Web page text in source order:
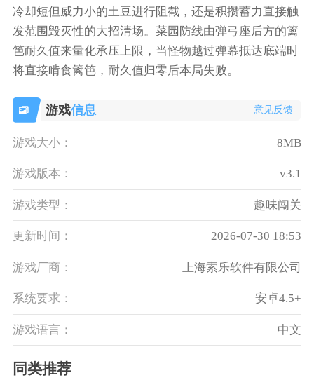
冷却短但威力小的土豆进行阻截，还是积攒蓄力直接触
发范围毁灭性的大招清场。菜园防线由弹弓座后方的篱
笆耐久值来量化承压上限，当怪物越过弹幕抵达底端时
将直接啃食篱笆，耐久值归零后本局失败。
游戏信息 意见反馈
游戏大小： 8MB
游戏版本： v3.1
游戏类型： 趣味闯关
更新时间： 2026-07-30 18:53
游戏厂商： 上海索乐软件有限公司
系统要求： 安卓4.5+
游戏语言： 中文
同类推荐